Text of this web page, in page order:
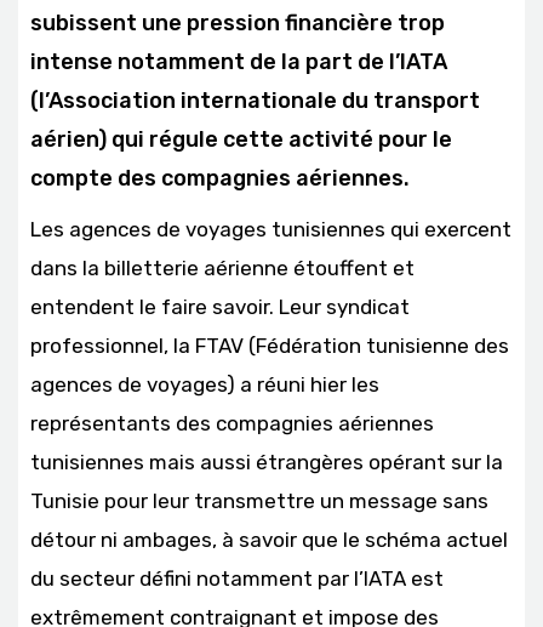
subissent une pression financière trop
intense notamment de la part de l’IATA
(l’Association internationale du transport
aérien) qui régule cette activité pour le
compte des compagnies aériennes.
Les agences de voyages tunisiennes qui exercent
dans la billetterie aérienne étouffent et
entendent le faire savoir. Leur syndicat
professionnel, la FTAV (Fédération tunisienne des
agences de voyages) a réuni hier les
représentants des compagnies aériennes
tunisiennes mais aussi étrangères opérant sur la
Tunisie pour leur transmettre un message sans
détour ni ambages, à savoir que le schéma actuel
du secteur défini notamment par l’IATA est
extrêmement contraignant et impose des